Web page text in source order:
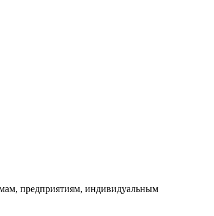
предприятиям, индивидуальным